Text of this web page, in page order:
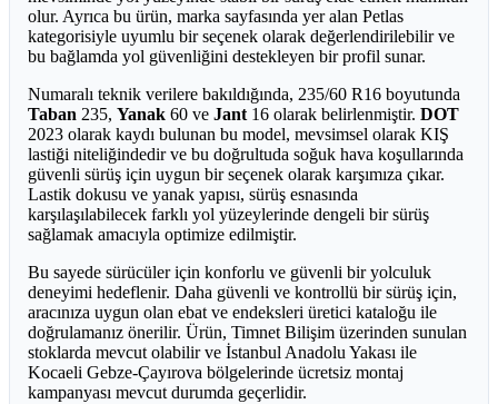
olur. Ayrıca bu ürün, marka sayfasında yer alan Petlas
kategorisiyle uyumlu bir seçenek olarak değerlendirilebilir ve
bu bağlamda yol güvenliğini destekleyen bir profil sunar.
Numaralı teknik verilere bakıldığında, 235/60 R16 boyutunda
Taban 235, Yanak 60 ve Jant 16 olarak belirlenmiştir. DOT
2023 olarak kaydı bulunan bu model, mevsimsel olarak KIŞ
lastiği niteliğindedir ve bu doğrultuda soğuk hava koşullarında
güvenli sürüş için uygun bir seçenek olarak karşımıza çıkar.
Lastik dokusu ve yanak yapısı, sürüş esnasında
karşılaşılabilecek farklı yol yüzeylerinde dengeli bir sürüş
sağlamak amacıyla optimize edilmiştir.
Bu sayede sürücüler için konforlu ve güvenli bir yolculuk
deneyimi hedeflenir. Daha güvenli ve kontrollü bir sürüş için,
aracınıza uygun olan ebat ve endeksleri üretici kataloğu ile
doğrulamanız önerilir. Ürün, Timnet Bilişim üzerinden sunulan
stoklarda mevcut olabilir ve İstanbul Anadolu Yakası ile
Kocaeli Gebze-Çayırova bölgelerinde ücretsiz montaj
kampanyası mevcut durumda geçerlidir.